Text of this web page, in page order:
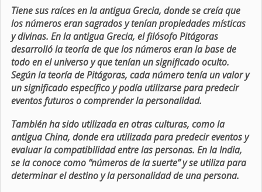
Tiene sus raíces en la antigua Grecia, donde se creía que
los números eran sagrados y tenían propiedades místicas
y divinas. En la antigua Grecia, el filósofo Pitágoras
desarrolló la teoría de que los números eran la base de
todo en el universo y que tenían un significado oculto.
Según la teoría de Pitágoras, cada número tenía un valor y
un significado específico y podía utilizarse para predecir
eventos futuros o comprender la personalidad.
También ha sido utilizada en otras culturas, como la
antigua China, donde era utilizada para predecir eventos y
evaluar la compatibilidad entre las personas. En la India,
se la conoce como “números de la suerte” y se utiliza para
determinar el destino y la personalidad de una persona.